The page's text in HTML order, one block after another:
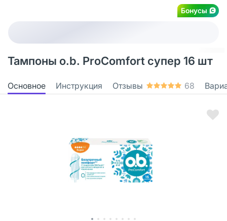
Бонусы
Тампоны o.b. ProComfort супер 16 шт
Основное Инструкция Отзывы 68